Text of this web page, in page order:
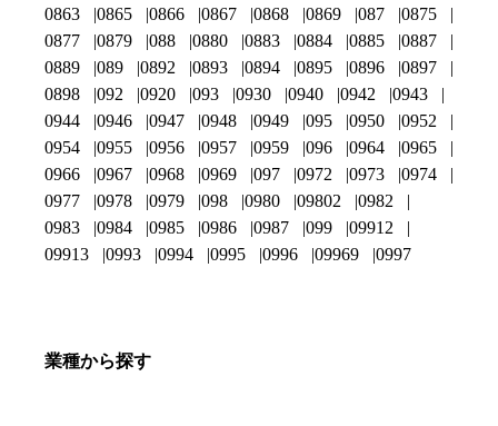
0863
0865 0866 0867 0868 0869 087
0875
0877
0879 088 0880 0883 0884 0885
0887
0889
089 0892 0893 0894 0895 0896
0897
0898
092 0920 093 0930 0940 0942
0943
0944
0946 0947 0948 0949 095 0950
0952
0954
0955 0956 0957 0959 096 0964
0965
0966
0967 0968 0969 097 0972 0973
0974
0977
0978 0979 098 0980 09802
0982
0983
0984 0985 0986 0987 099
09912
09913
0993 0994 0995 0996 09969 0997
業種から探す